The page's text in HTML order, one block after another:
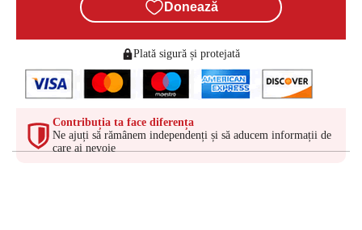
Donează
Plată sigură și protejată
Contribuția ta face diferența
Ne ajuți să rămânem independenți și să aducem informații de
care ai nevoie